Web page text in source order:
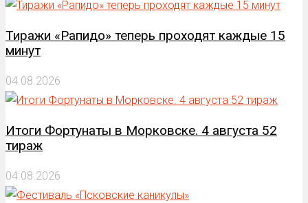
Тиражи «Рапидо» теперь проходят каждые 15
минут
04.08.2026
Итоги Фортунаты в Морковске. 4 августа 52
тираж
04.08.2026